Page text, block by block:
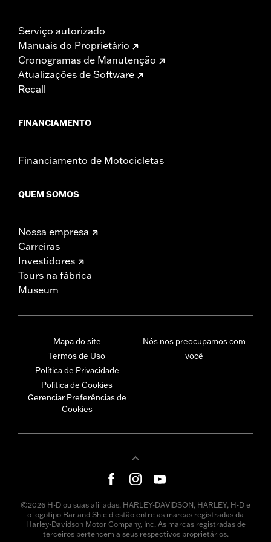
Serviço autorizado
Manuais do Proprietário
Cronogramas de Manutenção
Atualizações de Software
Recall
FINANCIAMENTO
Financiamento de Motocicletas
QUEM SOMOS
Nossa empresa
Carreiras
Investidores
Tours na fábrica
Museum
Mapa do site
Termos de Uso
Política de Privacidade
Política de Cookies
Gerenciar Preferências de
Cookies
Nós nos preocupamos com
você
©2026 H-D ou suas afiliadas. HARLEY-DAVIDSON, HARLEY, H-D e
o logotipo Bar and Shield estão entre as marcas registradas da
Harley-Davidson Motor Company, Inc. As marcas registradas de
terceiros pertencem a seus respectivos proprietários.